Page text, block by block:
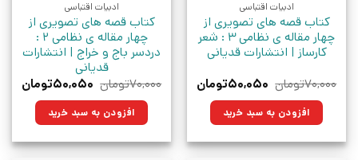
ادبیات اقتباسی
کتاب قصه های تصویری از
چهار مقاله ی نظامی 3 : شعر
کارساز | انتشارات قدیانی
۷۰,۰۰۰تومان قیمت
۷۰,۰۰۰تومان
بود.
۵۰,۰۵۰تومان
افزودن به سبد خرید
ادبیات اقتباسی
کتاب قصه های تصویری از
چهار مقاله ی نظامی 2 :
دردسر باج و خراج | انتشارات
قدیانی
۷۰,۰۰۰تومان قیمت
۷۰,۰۰۰تومان
بود.
۵۰,۰۵۰تومان
افزودن به سبد خرید